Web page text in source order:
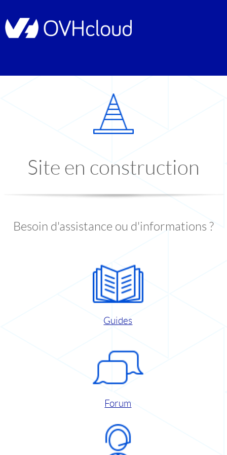
Site en construction
Besoin d'assistance ou d'informations ?
Guides
Forum